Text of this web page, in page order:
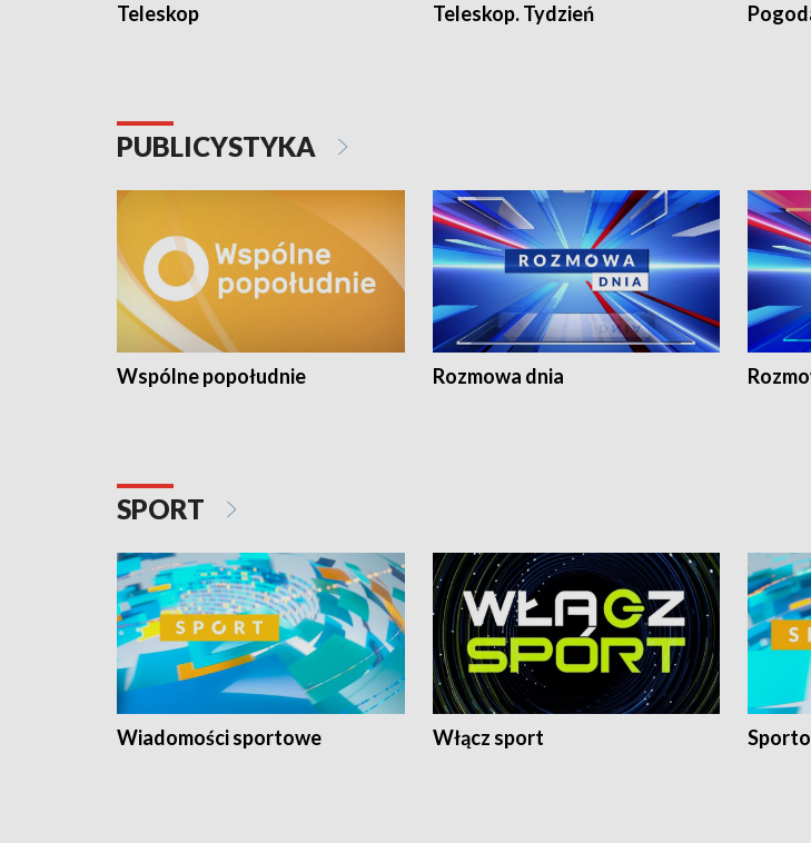
Teleskop Teleskop. Tydzień
PUBLICYSTYKA
Wspólne popołudnie Rozmowa dnia
SPORT
Wiadomości sportowe Włącz sport